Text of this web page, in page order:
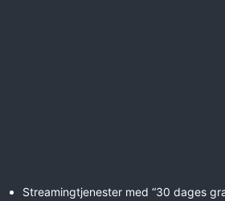
Streamingtjenester med “30 dages